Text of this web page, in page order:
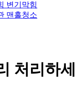
변기막힘
맨홀청소
처리하세